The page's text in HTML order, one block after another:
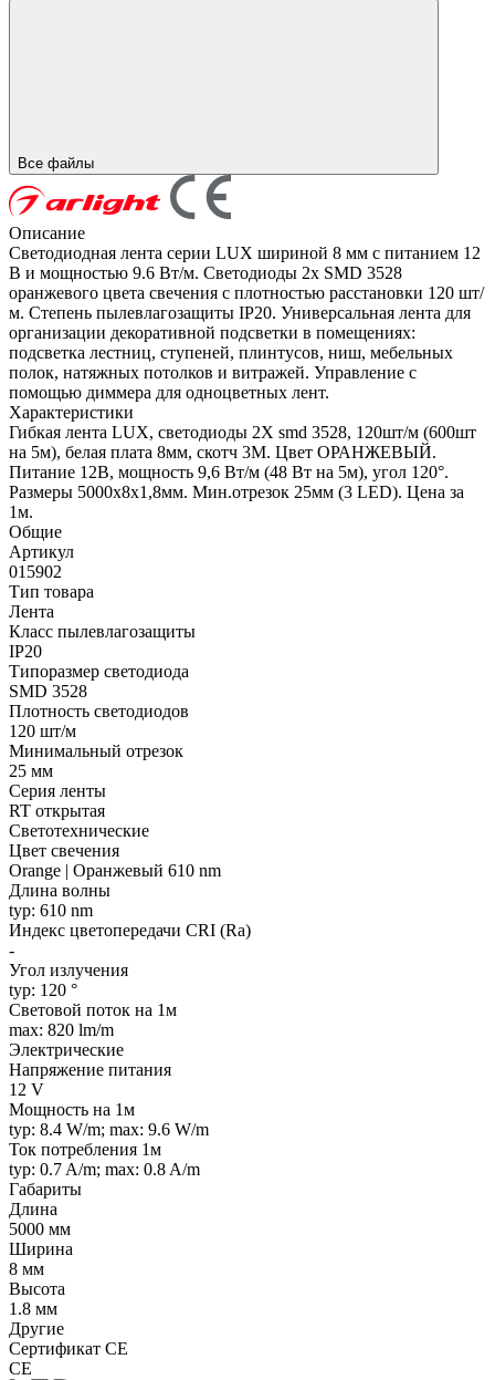
Все файлы
Описание
Светодиодная лента серии LUX шириной 8 мм с питанием 12
В и мощностью 9.6 Вт/м. Светодиоды 2x SMD 3528
оранжевого цвета свечения с плотностью расстановки 120 шт/
м. Степень пылевлагозащиты IP20. Универсальная лента для
организации декоративной подсветки в помещениях:
подсветка лестниц, ступеней, плинтусов, ниш, мебельных
полок, натяжных потолков и витражей. Управление с
помощью диммера для одноцветных лент.
Характеристики
Гибкая лента LUX, светодиоды 2Х smd 3528, 120шт/м (600шт
на 5м), белая плата 8мм, скотч 3М. Цвет ОРАНЖЕВЫЙ.
Питание 12В, мощность 9,6 Вт/м (48 Вт на 5м), угол 120°.
Размеры 5000х8х1,8мм. Мин.отрезок 25мм (3 LED). Цена за
1м.
Общие
Артикул
015902
Тип товара
Лента
Класс пылевлагозащиты
IP20
Типоразмер светодиода
SMD 3528
Плотность светодиодов
120 шт/м
Минимальный отрезок
25 мм
Серия ленты
RT открытая
Светотехнические
Цвет свечения
Orange | Оранжевый 610 nm
Длина волны
typ: 610 nm
Индекс цветопередачи CRI (Ra)
-
Угол излучения
typ: 120 °
Световой поток на 1м
max: 820 lm/m
Электрические
Напряжение питания
12 V
Мощность на 1м
typ: 8.4 W/m; max: 9.6 W/m
Ток потребления 1м
typ: 0.7 A/m; max: 0.8 A/m
Габариты
Длина
5000 мм
Ширина
8 мм
Высота
1.8 мм
Другие
Сертификат CE
CE